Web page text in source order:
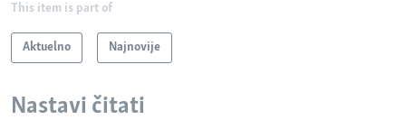
This item is part of
Aktuelno Najnovije
Nastavi čitati